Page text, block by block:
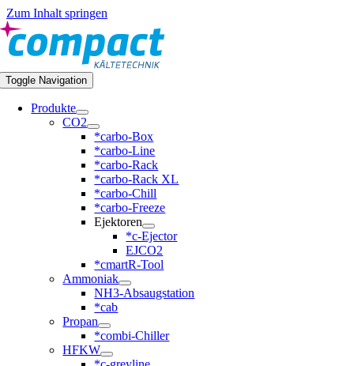
Zum Inhalt springen
Toggle Navigation
Produkte
CO2
*carbo-Box
*carbo-Line
*carbo-Rack
*carbo-Rack XL
*carbo-Chill
*carbo-Freeze
Ejektoren
*c-Ejector
EJCO2
*cmartR-Tool
Ammoniak
NH3-Absaugstation
*cab
Propan
*combi-Chiller
HFKW